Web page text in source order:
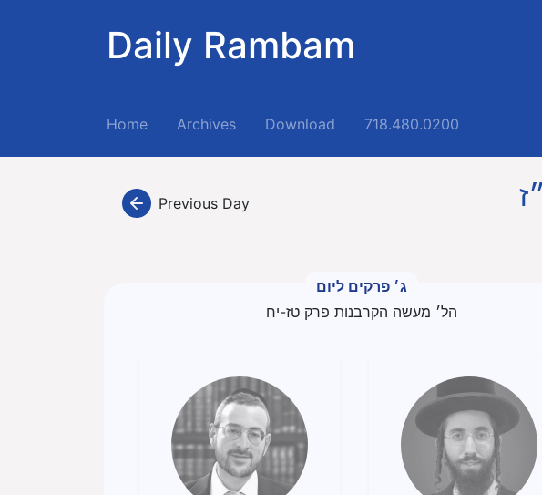
Daily Rambam
Home(current)Archives Download 718.480.0200
Previous Day
ג׳ פרקים ליום
הל׳ מעשה הקרבנות פרק טז-יח